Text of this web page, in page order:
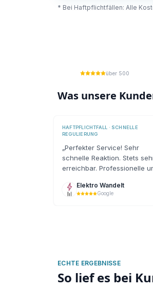
* Bei Haftpflichtfällen: Alle
über 500
Was unsere
HAFTPFLICHTFALL · SCHNELLE
REGULIERUNG
„Perfekter Service! Sehr
schnelle Reaktion. Stets
erreichbar. Professionelle
Gutachtenerstellung.
Elektro Wandelt
Google
ECHTE ERGEBNISSE
So lief es bei